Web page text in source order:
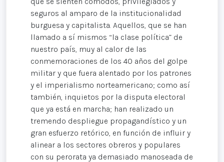
seguros al amparo de la institucionalidad
burguesa y capitalista. Aquellos, que se han
llamado a sí mismos “la clase política” de
nuestro país, muy al calor de las
conmemoraciones de los 40 años del golpe
militar y que fuera alentado por los patrones
y el imperialismo norteamericano; como así
también, inquietos por la disputa electoral
que ya está en marcha; han realizado un
tremendo despliegue propagandístico y un
gran esfuerzo retórico, en función de influir y
alinear a los sectores obreros y populares
con su perorata ya demasiado manoseada de